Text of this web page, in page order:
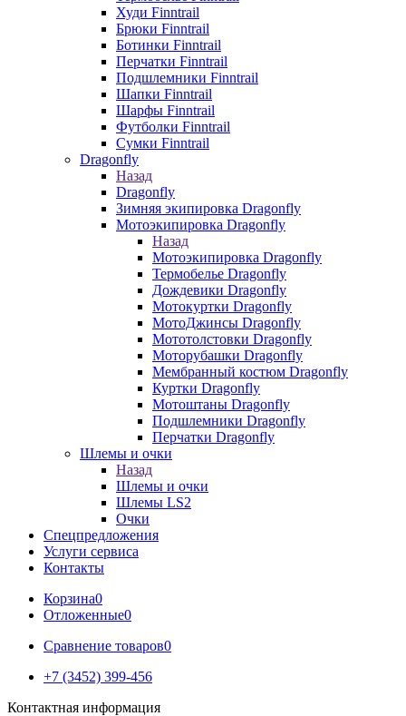
Худи Finntrail
Брюки Finntrail
Ботинки Finntrail
Перчатки Finntrail
Подшлемники Finntrail
Шапки Finntrail
Шарфы Finntrail
Футболки Finntrail
Сумки Finntrail
Dragonfly
Назад
Dragonfly
Зимняя экипировка Dragonfly
Мотоэкипировка Dragonfly
Назад
Мотоэкипировка Dragonfly
Термобелье Dragonfly
Дождевики Dragonfly
Мотокуртки Dragonfly
МотоДжинсы Dragonfly
Мототолстовки Dragonfly
Моторубашки Dragonfly
Мембранный костюм Dragonfly
Куртки Dragonfly
Мотоштаны Dragonfly
Подшлемники Dragonfly
Перчатки Dragonfly
Шлемы и очки
Назад
Шлемы и очки
Шлемы LS2
Очки
Спецпредложения
Услуги сервиса
Контакты
Корзина0
Отложенные0
Сравнение товаров0
+7 (3452) 399-456
Контактная информация